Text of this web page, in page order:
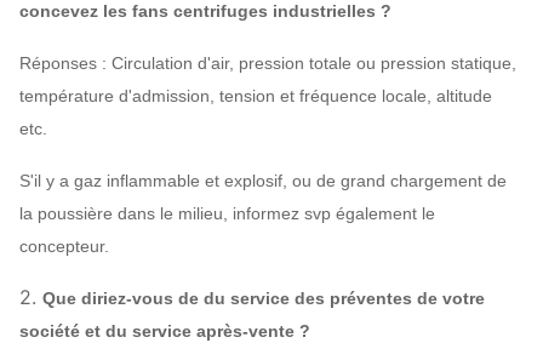
concevez les fans centrifuges industrielles ?
Réponses : Circulation d'air, pression totale ou pression statique,
température d'admission, tension et fréquence locale, altitude
etc.
S'il y a gaz inflammable et explosif, ou de grand chargement de
la poussière dans le milieu, informez svp également le
concepteur.
2. Que diriez-vous de du service des préventes de votre
société et du service après-vente ?